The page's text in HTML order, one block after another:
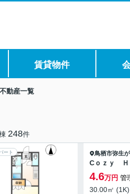
賃貸物件
動産一覧
248件
ート 鳥栖市弥生
Cｏｚｙ Ｈ
4.6万円 管
30.00㎡